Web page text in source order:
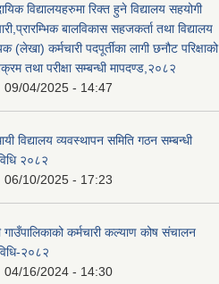
विद्यालयहरुमा रिक्त हुने विद्यालय सहयोगी
बालविकास सहजकर्ता तथा विद्यालय
(लेखा) कर्मचारी पदपूर्तीका लागी छनौट परिक्षाको
तथा परीक्षा सम्बन्धी मापदण्ड,२०८२
09/04/2025 - 14:47
विद्यालय व्यवस्थापन समिति गठन सम्बन्धी
२०८२
06/10/2025 - 17:23
गाउँपालिकाको कर्मचारी कल्याण कोष संचालन
२०८२
04/16/2024 - 14:30